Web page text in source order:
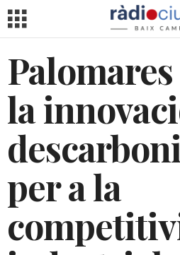
la
per a la